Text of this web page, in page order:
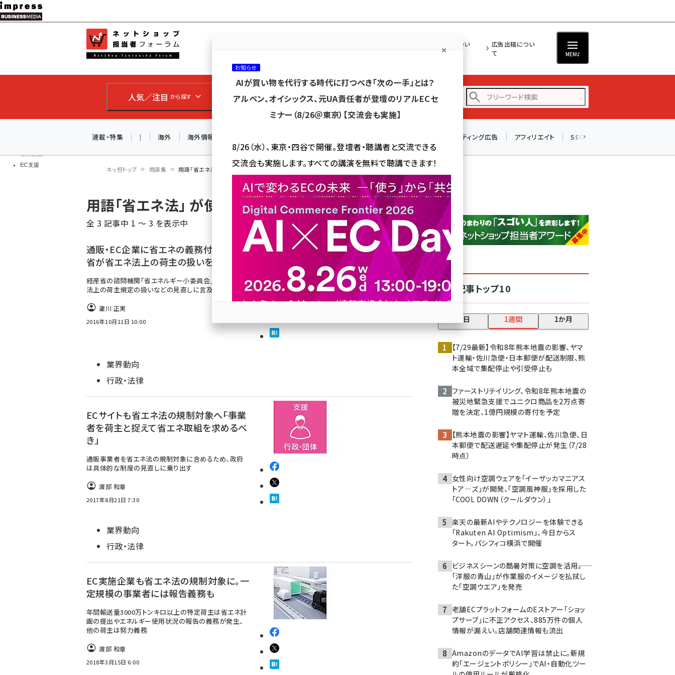
メ
イ
ン
ツ
移
教育講座
EC支援
ネッ担につい
広告出稿につい
て
MENU
人気／注目 から探す カテゴリ／種別 から探す セミナー／イベント から探す
アスクル (1119)
base (1071)
連載・特集 | 海外 海外情報 リスティング広告 アフィリエイト SEO
ン
く
ず
ネッ担トップ 用語集 用語「省エネ法」 が使われている記事の一覧
用語「省エネ法」 が使われている記事の一覧
全 3 記事中 1 ～ 3 を表示中
通販・EC企業に省エネの義務付け? 経産
省が省エネ法上の荷主の扱いを見直しへ
経産省の諮問機関「省エネルギー小委員会」が、省エネ
法上の荷主規定の扱いなどの見直しに言及
瀧川 正実
2016年10月11日 10:00
業界動向
行政・法律
ECサイトも省エネ法の規制対象へ――「事業
者を荷主と捉えて省エネ取組を求めるべ
き」
通販事業者を省エネ法の規制対象に含めるため、政府
は具体的な制度の見直しに乗り出す
渡部 和章
2017年8月21日 7:30
業界動向
行政・法律
EC実施企業も省エネ法の規制対象に。一
定規模の事業者には報告義務も
年間輸送量3000万トンキロ以上の特定荷主は省エネ計
画の提出やエネルギー使用状況の報告の義務が発生、
他の荷主は努力義務
渡部 和章
2018年3月15日 6:00
人気記事トップ10
昨日 1週間 1か月
【7/29最新】令和8年熊本地震の影響、ヤマ
ト運輸・佐川急便・日本郵便が配送制限、熊
本全域で集配停止や引受停止も
ファーストリテイリング、令和8年熊本地震の
被災地緊急支援でユニクロ商品を2万点寄
贈を決定、1億円規模の寄付を予定
【熊本地震の影響】ヤマト運輸、佐川急便、日
本郵便で配送遅延や集配停止が発生（7/28
時点）
女性向け空調ウェアを「イーザッカマニアス
トア―ズ」が開発、「空調風神服」を採用した
「COOL DOWN（クールダウン）」
楽天の最新AIやテクノロジーを体験できる
「Rakuten AI Optimism」、今日からス
タート。パシフィコ横浜で開催
ビジネスシーンの酷暑対策に空調を活用――。
「洋服の青山」が作業服のイメージを払拭し
た「空調ウエア」を発売
老舗ECプラットフォームのEストアー「ショッ
プサーブ」に不正アクセス、885万件の個人
情報が漏えい。店舗関連情報も流出
AmazonのデータでAI学習は禁止に。新規
約「エージェントポリシー」でAI・自動化ツー
お知らせ
AIが買い物を代行する時代に打つべき「次の一手」とは？
アルペン、オイシックス、元UA責任者が登壇のリアルECセ
ミナー（8/26＠東京）【交流会も実施】
8/26（水）、東京・四谷で開催。登壇者・聴講者と交流できる
交流会も実施します。すべての講演を無料で聴講できます！